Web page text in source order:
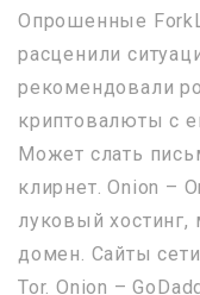
Опрошенные
расценили
рекомендовали
криптовалюты с
Может слать
клирнет. Onion –
луковый хостинг,
домен. Сайты
Tor. Onion –